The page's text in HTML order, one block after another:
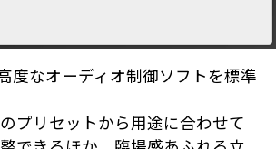
度なオーディオ制御ソフトを標準
プリセットから用途に合わせて